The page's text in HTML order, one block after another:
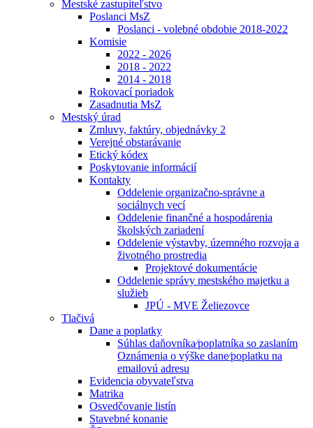
Mestské zastupiteľstvo
Poslanci MsZ
Poslanci - volebné obdobie 2018-2022
Komisie
2022 - 2026
2018 - 2022
2014 - 2018
Rokovací poriadok
Zasadnutia MsZ
Mestský úrad
Zmluvy, faktúry, objednávky 2
Verejné obstarávanie
Etický kódex
Poskytovanie informácií
Kontakty
Oddelenie organizačno-správne a
sociálnych vecí
Oddelenie finančné a hospodárenia
školských zariadení
Oddelenie výstavby, územného rozvoja a
životného prostredia
Projektové dokumentácie
Oddelenie správy mestského majetku a
služieb
JPÚ - MVE Želiezovce
Tlačivá
Dane a poplatky
Súhlas daňovníka⁄poplatníka so zaslaním
Oznámenia o výške dane⁄poplatku na
emailovú adresu
Evidencia obyvateľstva
Matrika
Osvedčovanie listín
Stavebné konanie